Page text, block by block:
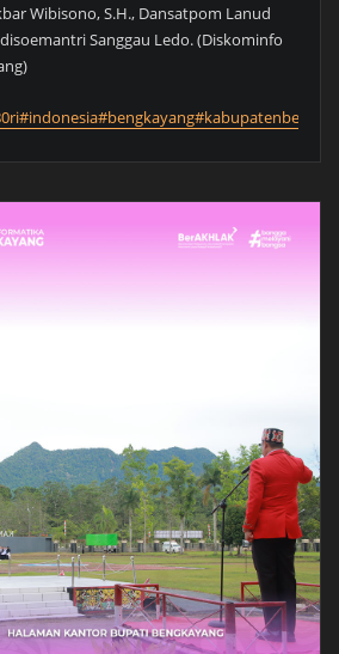
Wibisono, S.H., Dansatpom Lanud
Sanggau Ledo. (Diskominfo
#indonesia#bengkayang